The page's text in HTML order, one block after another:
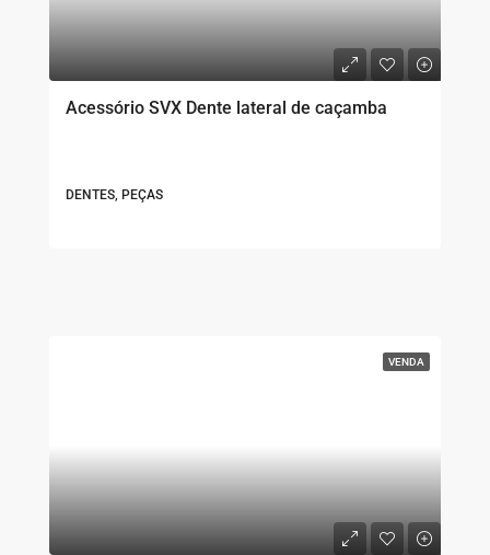
Acessório SVX Dente lateral de caçamba
DENTES, PEÇAS
VENDA